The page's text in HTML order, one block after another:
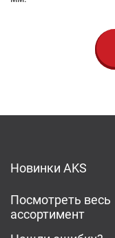
Новинки AKS
Посмотреть весь
ассортимент